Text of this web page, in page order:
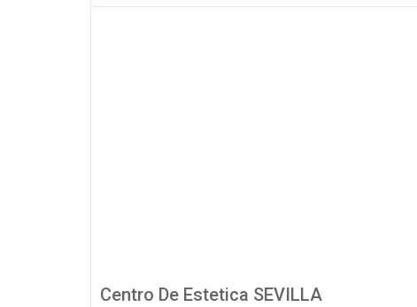
Centro De Estetica SEVILLA